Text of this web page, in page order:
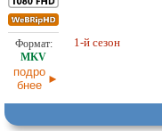
подро
бнее
1-й сезон